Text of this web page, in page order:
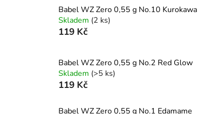
Babel WZ Zero 0,55 g No.10 Kurokawa
Skladem (2 ks)
119 Kč
Babel WZ Zero 0,55 g No.2 Red Glow
Skladem (>5 ks)
119 Kč
Babel WZ Zero 0,55 g No.1 Edamame